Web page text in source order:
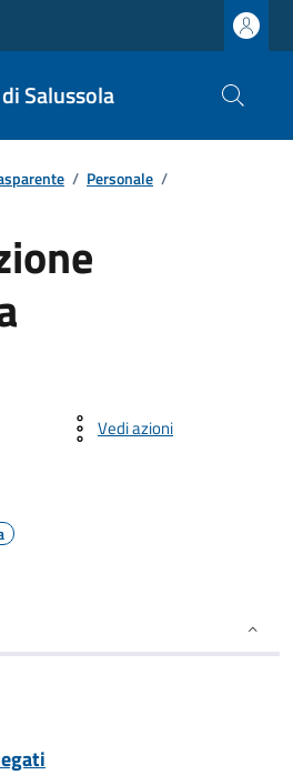
Salussola
/ Personale /
Vedi azioni